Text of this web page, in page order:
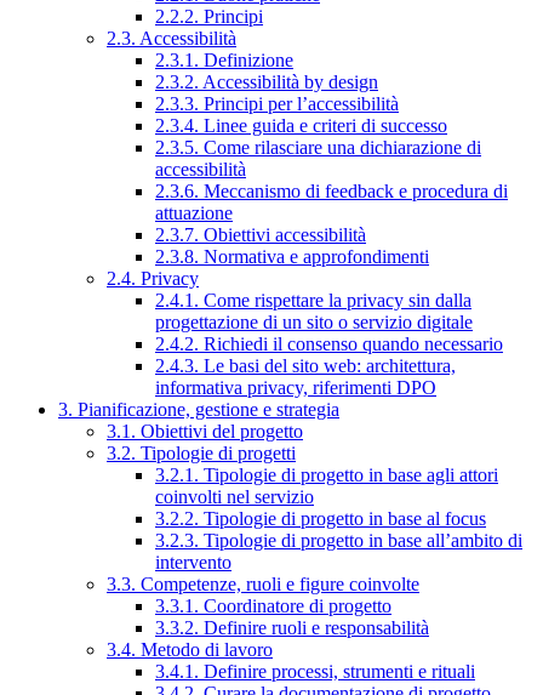
2.2.2. Principi
2.3. Accessibilità
2.3.1. Definizione
2.3.2. Accessibilità by design
2.3.3. Principi per l’accessibilità
2.3.4. Linee guida e criteri di successo
2.3.5. Come rilasciare una dichiarazione di
accessibilità
2.3.6. Meccanismo di feedback e procedura di
attuazione
2.3.7. Obiettivi accessibilità
2.3.8. Normativa e approfondimenti
2.4. Privacy
2.4.1. Come rispettare la privacy sin dalla
progettazione di un sito o servizio digitale
2.4.2. Richiedi il consenso quando necessario
2.4.3. Le basi del sito web: architettura,
informativa privacy, riferimenti DPO
3. Pianificazione, gestione e strategia
3.1. Obiettivi del progetto
3.2. Tipologie di progetti
3.2.1. Tipologie di progetto in base agli attori
coinvolti nel servizio
3.2.2. Tipologie di progetto in base al focus
3.2.3. Tipologie di progetto in base all’ambito di
intervento
3.3. Competenze, ruoli e figure coinvolte
3.3.1. Coordinatore di progetto
3.3.2. Definire ruoli e responsabilità
3.4. Metodo di lavoro
3.4.1. Definire processi, strumenti e rituali